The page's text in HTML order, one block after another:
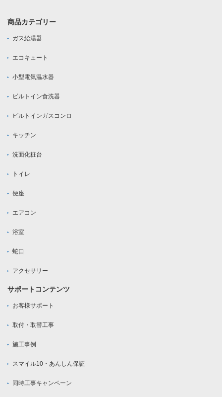
商品カテゴリー
ガス給湯器
エコキュート
小型電気温水器
ビルトイン食洗器
ビルトインガスコンロ
キッチン
洗面化粧台
トイレ
便座
エアコン
浴室
蛇口
アクセサリー
サポートコンテンツ
お客様サポート
取付・取替工事
施工事例
スマイル10・あんしん保証
同時工事キャンペーン